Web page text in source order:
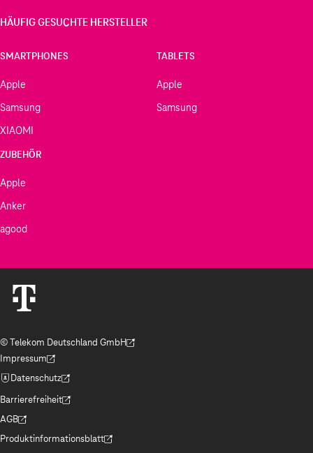
HÄUFIG GESUCHTE HERSTELLER
SMARTPHONES
Apple
Samsung
XIAOMI
TABLETS
Apple
Samsung
ZUBEHÖR
Apple
Anker
agood
© Telekom Deutschland GmbH
(Der Link wird in einem neuen Tab geöffnet)
Impressum
(Der Link wird in einem neuen Tab geöffnet)
Datenschutz
(Der Link wird in einem neuen Tab geöffnet)
Barrierefreiheit
(Der Link wird in einem neuen Tab geöffnet)
AGB
(Der Link wird in einem neuen Tab geöffnet)
Produktinformationsblatt
(Der Link wird in einem neuen Tab geöffnet)